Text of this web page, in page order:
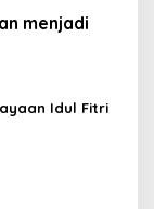
menjadi
Idul Fitri